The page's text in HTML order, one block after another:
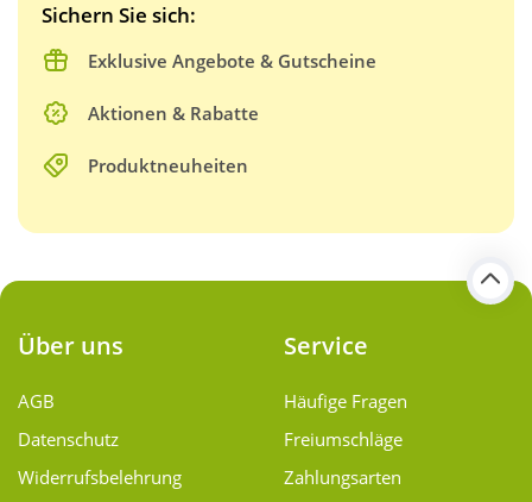
Sichern Sie sich:
Exklusive Angebote & Gutscheine
Aktionen & Rabatte
Produktneuheiten
Über uns
AGB
Datenschutz
Widerrufsbelehrung
Service
Häufige Fragen
Freiumschläge
Zahlungsarten